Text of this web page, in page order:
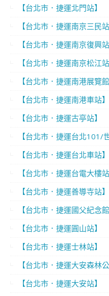
【台北市．捷運北門站】
【台北市．捷運南京三民站
【台北市．捷運南京復興站
【台北市．捷運南京松江站
【台北市．捷運南港展覽館
【台北市．捷運南港車站】
【台北市．捷運古亭站】
【台北市．捷運台北101/
【台北市．捷運台北車站】
【台北市．捷運台電大樓站
【台北市．捷運善導寺站】
【台北市．捷運國父紀念館
【台北市．捷運圓山站】
【台北市．捷運士林站】
【台北市．捷運大安森林公
【台北市．捷運大安站】